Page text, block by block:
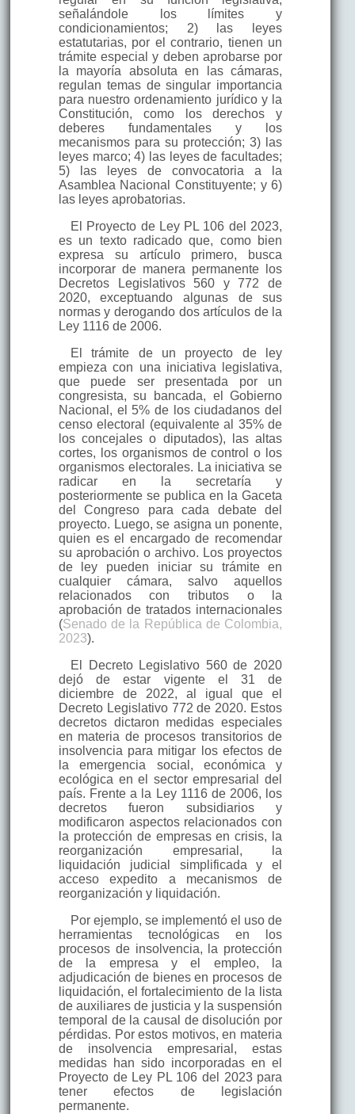
señalándole los límites y
condicionamientos; 2) las leyes
estatutarias, por el contrario, tienen un
trámite especial y deben aprobarse por
la mayoría absoluta en las cámaras,
regulan temas de singular importancia
para nuestro ordenamiento jurídico y la
Constitución, como los derechos y
deberes fundamentales y los
mecanismos para su protección; 3) las
leyes marco; 4) las leyes de facultades;
5) las leyes de convocatoria a la
Asamblea Nacional Constituyente; y 6)
las leyes aprobatorias.
El Proyecto de Ley PL 106 del 2023,
es un texto radicado que, como bien
expresa su artículo primero, busca
incorporar de manera permanente los
Decretos Legislativos 560 y 772 de
2020, exceptuando algunas de sus
normas y derogando dos artículos de la
Ley 1116 de 2006.
El trámite de un proyecto de ley
empieza con una iniciativa legislativa,
que puede ser presentada por un
congresista, su bancada, el Gobierno
Nacional, el 5% de los ciudadanos del
censo electoral (equivalente al 35% de
los concejales o diputados), las altas
cortes, los organismos de control o los
organismos electorales. La iniciativa se
radicar en la secretaría y
posteriormente se publica en la Gaceta
del Congreso para cada debate del
proyecto. Luego, se asigna un ponente,
quien es el encargado de recomendar
su aprobación o archivo. Los proyectos
de ley pueden iniciar su trámite en
cualquier cámara, salvo aquellos
relacionados con tributos o la
aprobación de tratados internacionales
(Senado de la República de Colombia,
2023).
El Decreto Legislativo 560 de 2020
dejó de estar vigente el 31 de
diciembre de 2022, al igual que el
Decreto Legislativo 772 de 2020. Estos
decretos dictaron medidas especiales
en materia de procesos transitorios de
insolvencia para mitigar los efectos de
la emergencia social, económica y
ecológica en el sector empresarial del
país. Frente a la Ley 1116 de 2006, los
decretos fueron subsidiarios y
modificaron aspectos relacionados con
la protección de empresas en crisis, la
reorganización empresarial, la
liquidación judicial simplificada y el
acceso expedito a mecanismos de
reorganización y liquidación.
Por ejemplo, se implementó el uso de
herramientas tecnológicas en los
procesos de insolvencia, la protección
de la empresa y el empleo, la
adjudicación de bienes en procesos de
liquidación, el fortalecimiento de la lista
de auxiliares de justicia y la suspensión
temporal de la causal de disolución por
pérdidas. Por estos motivos, en materia
de insolvencia empresarial, estas
medidas han sido incorporadas en el
Proyecto de Ley PL 106 del 2023 para
tener efectos de legislación
permanente.